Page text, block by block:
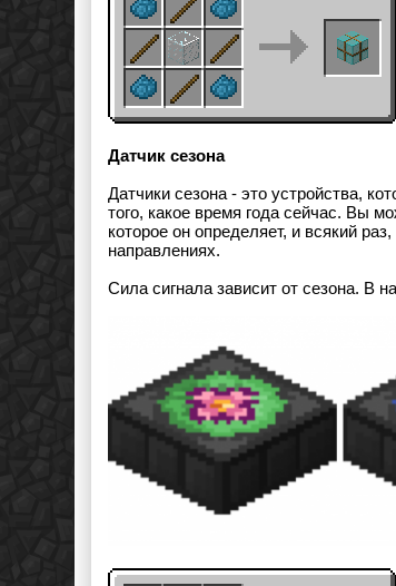
Датчик сезона
Датчики сезона - это устройства,
того, какое время года сейчас. Вы
которое он определяет, и всякий
направлениях.
Сила сигнала зависит от сезона. В